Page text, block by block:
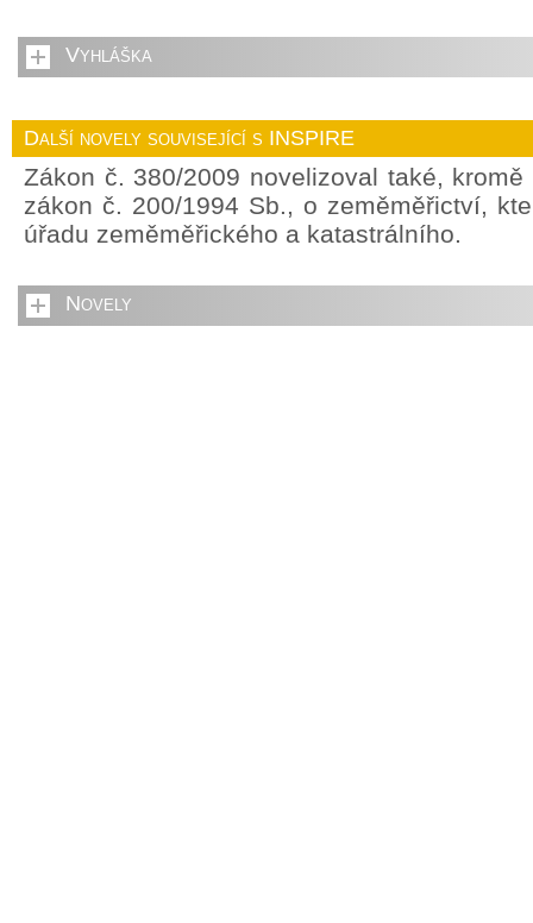
Vyhláška
Další novely související s INSPIRE
Zákon č. 380/2009 novelizoval také,
zákon č. 200/1994 Sb., o zeměměřictví,
úřadu zeměměřického a katastrálního.
Novely